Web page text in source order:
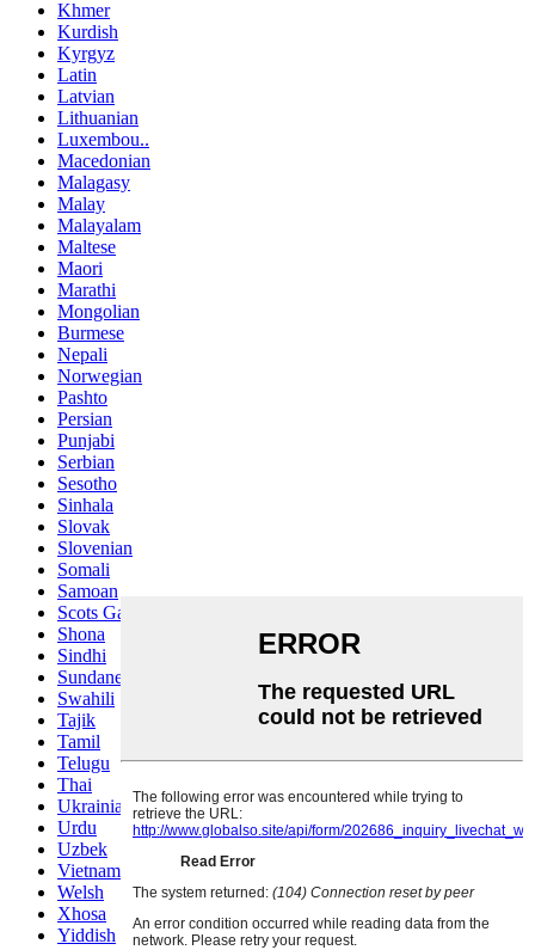
Khmer
Kurdish
Kyrgyz
Latin
Latvian
Lithuanian
Luxembou..
Macedonian
Malagasy
Malay
Malayalam
Maltese
Maori
Marathi
Mongolian
Burmese
Nepali
Norwegian
Pashto
Persian
Punjabi
Serbian
Sesotho
Sinhala
Slovak
Slovenian
Somali
Samoan
Scots Gaelic
Shona
Sindhi
Sundanese
Swahili
Tajik
Tamil
Telugu
Thai
Ukrainian
Urdu
Uzbek
Vietnamese
Welsh
Xhosa
Yiddish